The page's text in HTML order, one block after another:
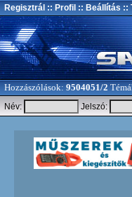
Regisztrál :: Profil :: Beállítás ::
Hozzászólások: 9504051/2
Név:
Jelszó: